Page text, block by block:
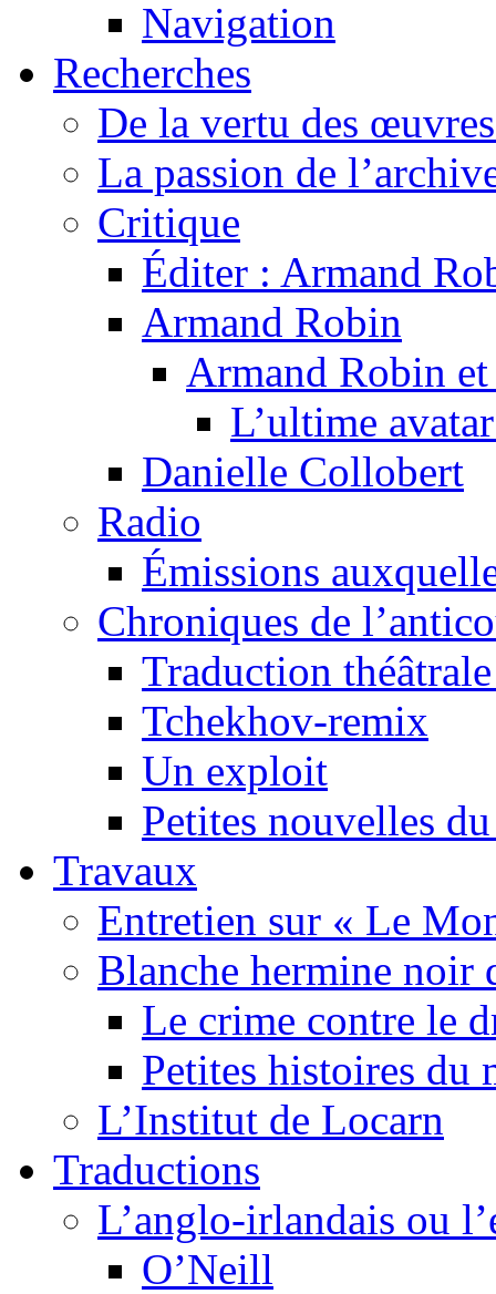
Navigation
Recherches
De la vertu des
La passion de
Critique
Éditer : Armand
Armand Robin
Armand Robin
L’ultime
Danielle Collobert
Radio
Émissions
Chroniques de
Traduction
Tchekhov-remix
Un exploit
Petites nouvelles
Travaux
Entretien sur « Le
Blanche hermine noir
Le crime contre le
Petites histoires du
L’Institut de Locarn
Traductions
L’anglo-irlandais ou
O’Neill